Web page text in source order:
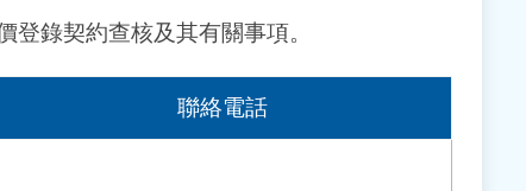
錄契約查核及其有關事項。
聯絡電話